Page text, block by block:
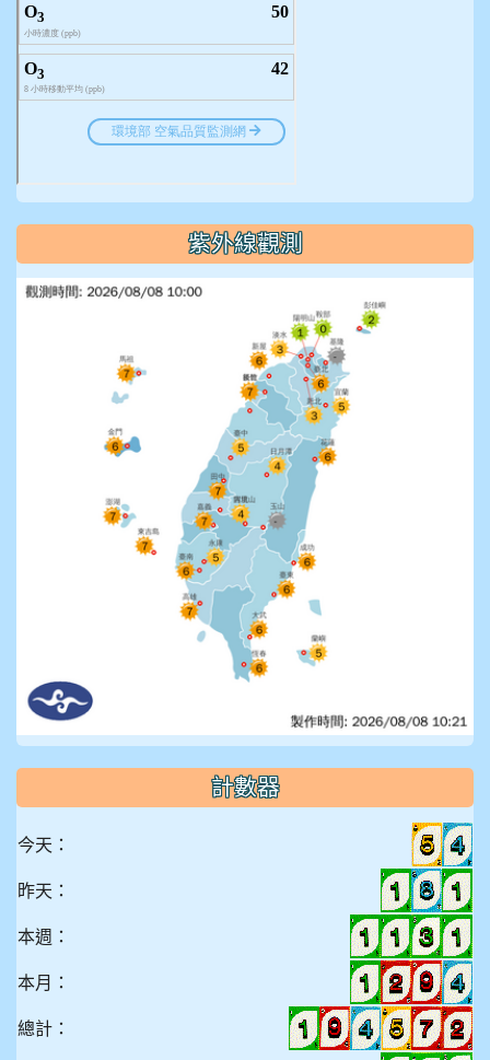
紫外線觀測
計數器
今天：
昨天：
本週：
本月：
總計：